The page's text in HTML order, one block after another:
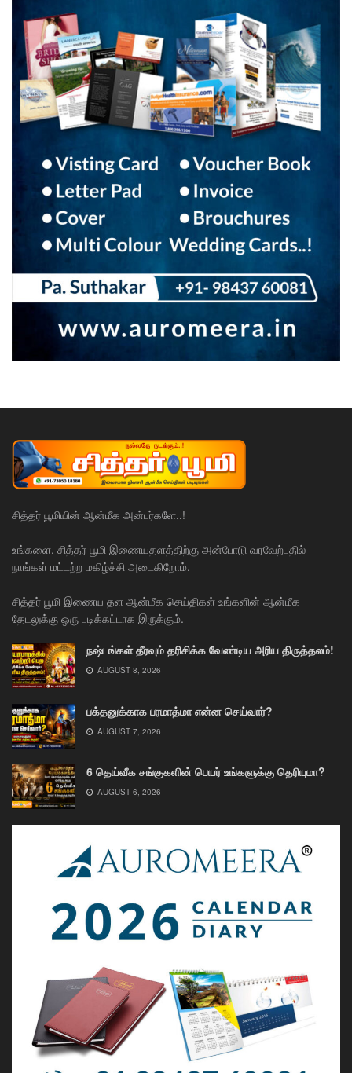
சித்தர் பூமியின் ஆன்மீக அன்பர்களே..!
உங்களை, சித்தர் பூமி இணையதளத்திற்கு அன்போடு வரவேற்பதில்
நாங்கள் மட்டற்ற மகிழ்ச்சி அடைகிறோம்.
சித்தர் பூமி இணைய தள ஆன்மீக செய்திகள் உங்களின் ஆன்மீக
தேடலுக்கு ஒரு படிக்கட்டாக இருக்கும்.
நஷ்டங்கள் தீரவும் தரிசிக்க வேண்டிய அரிய திருத்தலம்!
AUGUST 8, 2026
பக்தனுக்காக பரமாத்மா என்ன செய்வார்?
AUGUST 7, 2026
6 தெய்வீக சங்குகளின் பெயர் உங்களுக்கு தெரியுமா?
AUGUST 6, 2026